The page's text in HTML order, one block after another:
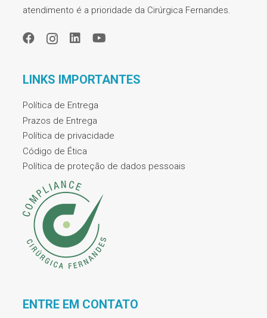
atendimento é a prioridade da Cirúrgica Fernandes.
LINKS IMPORTANTES
Política de Entrega
Prazos de Entrega
Política de privacidade
Código de Ética
Política de proteção de dados pessoais
ENTRE EM CONTATO